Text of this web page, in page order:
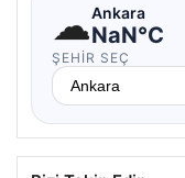
☁Ankara
NaN°C
ŞEHIR SEÇ